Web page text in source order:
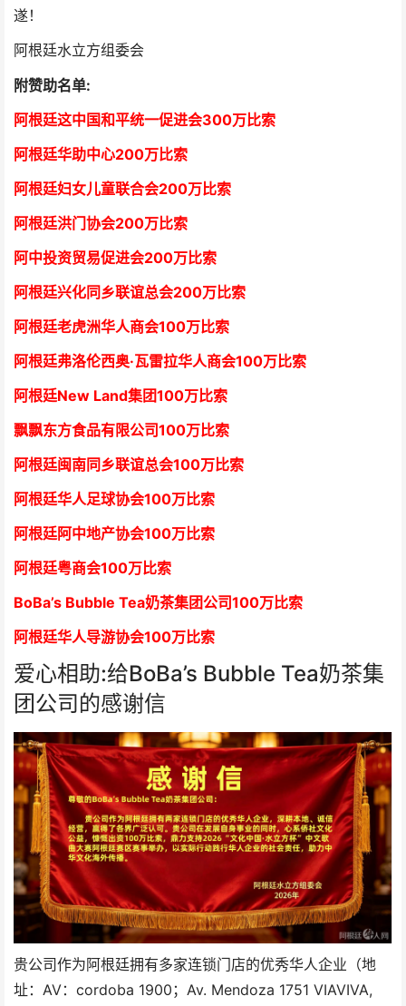
遂！
阿根廷水立方组委会
附赞助名单:
阿根廷这中国和平统一促进会300万比索
阿根廷华助中心200万比索
阿根廷妇女儿童联合会200万比索
阿根廷洪门协会200万比索
阿中投资贸易促进会200万比索
阿根廷兴化同乡联谊总会200万比索
阿根廷老虎洲华人商会100万比索
阿根廷弗洛伦西奥·瓦雷拉华人商会100万比索
阿根廷New Land集团100万比索
飘飘东方食品有限公司100万比索
阿根廷闽南同乡联谊总会100万比索
阿根廷华人足球协会100万比索
阿根廷阿中地产协会100万比索
阿根廷粤商会100万比索
BoBa’s Bubble Tea奶茶集团公司100万比索
阿根廷华人导游协会100万比索
爱心相助:给BoBa’s Bubble Tea奶茶集
团公司的感谢信
贵公司作为阿根廷拥有多家连锁门店的优秀华人企业（地
址：AV：cordoba 1900；Av. Mendoza 1751 VIAVIVA,